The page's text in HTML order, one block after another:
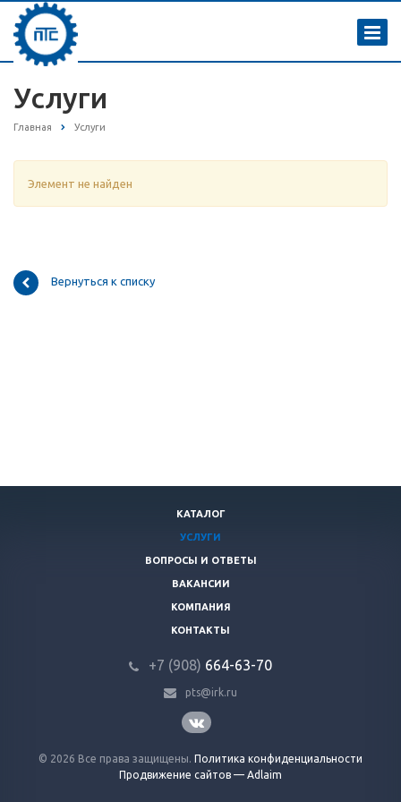
Услуги
Главная Услуги
Элемент не найден
Вернуться к списку
КАТАЛОГ
УСЛУГИ
ВОПРОСЫ И ОТВЕТЫ
ВАКАНСИИ
КОМПАНИЯ
КОНТАКТЫ
+7 (908) 664-63-70
pts@irk.ru
© 2026 Все права защищены. Политика конфиденциальности
Продвижение сайтов — Adlaim